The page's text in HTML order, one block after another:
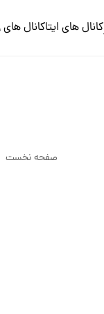
کانال های ایتاکانال های
صفحه نخست